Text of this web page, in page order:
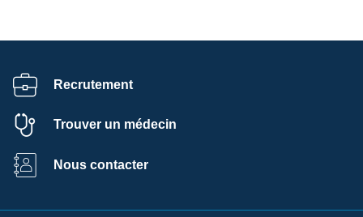
Recrutement
Trouver un médecin
Nous contacter